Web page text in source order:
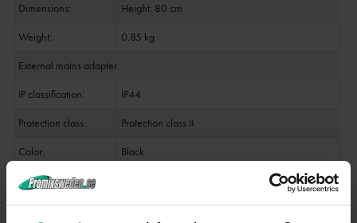
Dimensions:
Height: 80 cm
Weight:
0.85 kg
External mains adapter
IP classification:
IP44
Protection class:
Protection class II
Color:
Black
Foot
Material:
Plastic hard